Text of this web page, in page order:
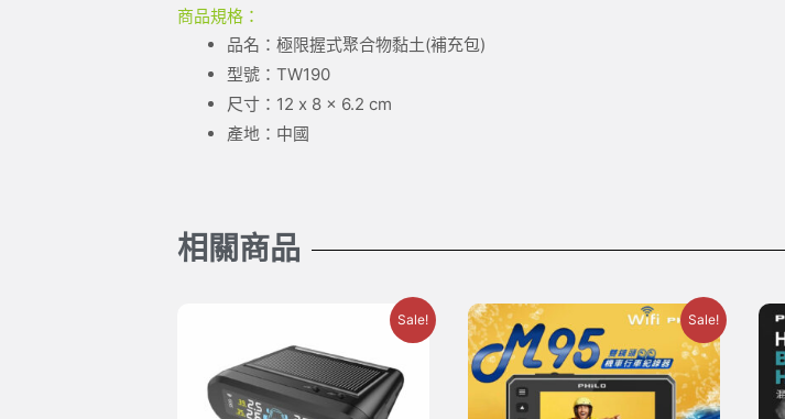
商品規格：
品名：極限握式聚合物黏土(補充包)
型號：TW190
尺寸：12 x 8 x 6.2 cm
產地：中國
相關商品
Sale! Sale!